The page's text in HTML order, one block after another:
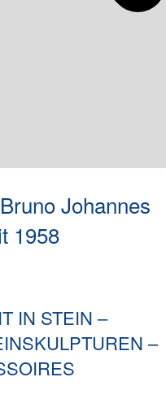
Johannes
1958
IN STEIN –
–